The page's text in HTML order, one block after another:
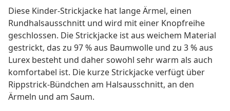
Diese Kinder-Strickjacke hat lange Ärmel, einen
Rundhalsausschnitt und wird mit einer Knopfreihe
geschlossen. Die Strickjacke ist aus weichem Material
gestrickt, das zu 97 % aus Baumwolle und zu 3 % aus
Lurex besteht und daher sowohl sehr warm als auch
komfortabel ist. Die kurze Strickjacke verfügt über
Rippstrick-Bündchen am Halsausschnitt, an den
Ärmeln und am Saum.